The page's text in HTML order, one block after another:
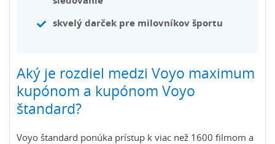
skvelý darčekpre milovníkov športu
Aký je rozdiel medzi Voyo maximum
kupónom a kupónom Voyo
štandard?
Voyo štandard ponúka prístup k viac než 1600 filmom a